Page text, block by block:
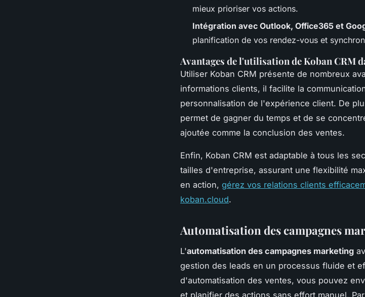
mieux prioriser vos actions.
Intégration avec Outlook, Office365 et
planification de vos rendez-vous et
Avantages de l'utilisation de Koban CRM
Utiliser Koban CRM présente de nombreux
informations clients, il facilite la
personnalisation de l'expérience client. De
permet de gagner du temps et de se
ajoutée comme la conclusion des ventes.
Enfin, Koban CRM est adaptable à tous les
tailles d'entreprise, assurant une flexibilité
en action, gérez vos relations clients
koban.cloud.
Automatisation des campagnes
L'automatisation des campagnes marketing
gestion des leads en un processus fluide et
d'automatisation des ventes, vous pouvez